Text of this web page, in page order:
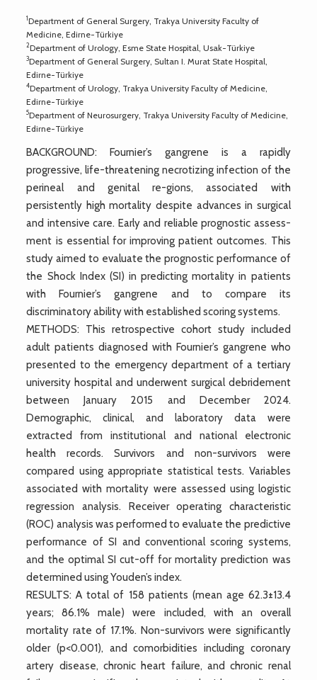
1Department of General Surgery, Trakya University Faculty of
Medicine, Edirne-Türkiye
2Department of Urology, Esme State Hospital, Usak-Türkiye
3Department of General Surgery, Sultan I. Murat State Hospital,
Edirne-Türkiye
4Department of Urology, Trakya University Faculty of Medicine,
Edirne-Türkiye
5Department of Neurosurgery, Trakya University Faculty of Medicine,
Edirne-Türkiye
BACKGROUND: Fournier’s gangrene is a rapidly
progressive, life-threatening necrotizing infection of the
perineal and genital re-gions, associated with
persistently high mortality despite advances in surgical
and intensive care. Early and reliable prognostic assess-
ment is essential for improving patient outcomes. This
study aimed to evaluate the prognostic performance of
the Shock Index (SI) in predicting mortality in patients
with Fournier’s gangrene and to compare its
discriminatory ability with established scoring systems.
METHODS: This retrospective cohort study included
adult patients diagnosed with Fournier’s gangrene who
presented to the emergency department of a tertiary
university hospital and underwent surgical debridement
between January 2015 and December 2024.
Demographic, clinical, and laboratory data were
extracted from institutional and national electronic
health records. Survivors and non-survivors were
compared using appropriate statistical tests. Variables
associated with mortality were assessed using logistic
regression analysis. Receiver operating characteristic
(ROC) analysis was performed to evaluate the predictive
performance of SI and conventional scoring systems,
and the optimal SI cut-off for mortality prediction was
determined using Youden’s index.
RESULTS: A total of 158 patients (mean age 62.3±13.4
years; 86.1% male) were included, with an overall
mortality rate of 17.1%. Non-survivors were significantly
older (p<0.001), and comorbidities including coronary
artery disease, chronic heart failure, and chronic renal